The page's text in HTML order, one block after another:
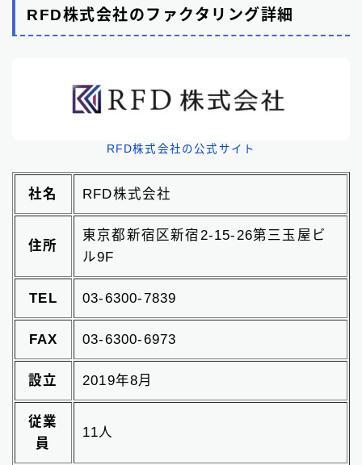
RFD株式会社のファクタリング詳細
RFD株式会社の公式サイト
社名 RFD株式会社
住所
東京都新宿区新宿2-15-26第三玉屋ビ
ル9F
TEL 03-6300-7839
FAX 03-6300-6973
設立 2019年8月
従業
員
11人